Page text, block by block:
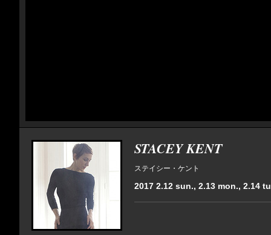
STACEY KENT
ステイシー・ケント
2017 2.12 sun., 2.13 mon., 2.14